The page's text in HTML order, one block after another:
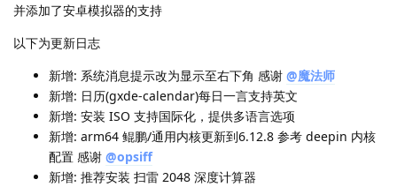
并添加了安卓模拟器的支持
以下为更新日志
新增: 系统消息提示改为显示至右下角 感谢 @魔法师
新增: 日历(gxde-calendar)每日一言支持英文
新增: 安装 ISO 支持国际化，提供多语言选项
新增: arm64 鲲鹏/通用内核更新到6.12.8 参考 deepin 内核
配置 感谢 @opsiff
新增: 推荐安装 扫雷 2048 深度计算器